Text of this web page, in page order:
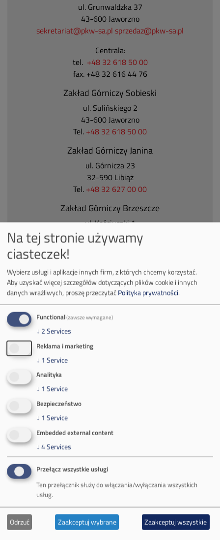
ul. Grunwaldzka 37
43-600 Jaworzno
sekretariat@pkw-sa.pl sprzedaz@pkw-sa.pl
Centrala:
tel. +48 32 618 50 00
fax. +48 32 616 44 76
Zakład Górniczy Sobieski
ul. Sulińskiego 2
43-600 Jaworzno
Tel. +48 32 618 50 00
Zakład Górniczy Janina
ul. Górnicza 23
32-590 Libiąż
Tel. +48 32 627 00 00
Zakład Górniczy Brzeszcze
ul.Kościuszki 1
32-620 Brzeszcze
tel. +48 32 716 53 00
Kontakt dla mediów:
mail:
media@pkw-sa.pl
+48 32 618 56 02
(poniedziałek-piątek 7:00-15:00)
Spółka Południowy Koncern Węglowy
Zakład Górniczy Brzeszcze
Zakład Górniczy Janina
Galeria zdjęć
Na tej stronie używamy
ciasteczek!
Wybierz usługi i aplikacje innych firm, z których chcemy korzystać.
Aby uzyskać więcej szczegółów dotyczących plików cookie i innych
danych wrażliwych, proszę przeczytaćPolityka prywatności.
Functional(zawsze wymagane)
↓ 2Services
Reklama i marketing
↓ 1 Service
Analityka
↓ 1 Service
Bezpieczeństwo
↓ 1 Service
Embedded external content
↓ 4Services
Przełącz wszystkie usługi
Ten przełącznik służy do włączania/wyłączania wszystkich
usług.
Odrzuć Zaakceptuj wybrane Zaakceptuj wszystkie